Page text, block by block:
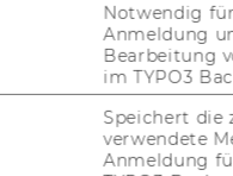
-
Notwendig
Anmeldung
Bearbeitung
im TYPO3
Speichert die
verwendete
Anmeldung